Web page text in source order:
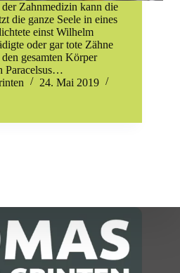
Zahnmedizin kann die
die ganze Seele in eines
einst Wilhelm
oder gar tote Zähne
gesamten Körper
Paracelsus…
24. Mai 2019